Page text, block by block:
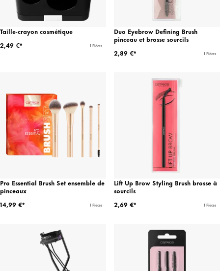
Taille-crayon cosmétique
2,49 €*
1 Pièces
Duo Eyebrow Defining Brush
pinceau et brosse sourcils
2,89 €*
1 Pièces
Pro Essential Brush Set ensemble de
pinceaux
14,99 €*
1 Pièces
Lift Up Brow Styling Brush brosse à
sourcils
2,69 €*
1 Pièces